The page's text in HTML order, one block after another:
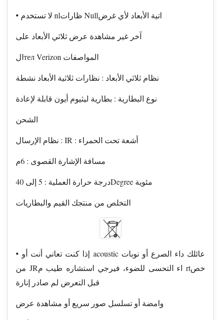
• لا تستخدم nlظارات Nullاتية الأبعاد لأي غرض
آخر غير مشاهدة عرض ثلاثي الأبعاد على
الтел Verizon المواصفات
نظام ثلاثي الأبعاد : نظارات ثلاثية الأبعاد نشطة
نوع البطارية : بطارية ليثيوم أيون قابلة لإعادة
الشحن
نظام الإرسال : IR : أشعة تحت الحمراء
مسافة الإشارة القصوى : 6م
درجة حرارة العملية : 5 إلى 40Degree مئوية
التخلص من منتجك القيم والبطاريات
• إذا كنت تعاني أنت أو acoustic عائلك داء الصرع أو نوبات
من JRاء التحسى للضوء، فيرجي استشاره طيب م rtخص
قبل التعرض لم صادر إنارة
وامضة أو تسلسل صور سريع أو مشاهدة عرض